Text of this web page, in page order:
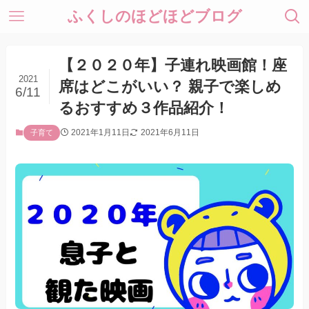
ふくしのほどほどブログ
【２０２０年】子連れ映画館！座
席はどこがいい？ 親子で楽しめ
るおすすめ３作品紹介！
2021
6/11
子育て 2021年1月11日 2021年6月11日